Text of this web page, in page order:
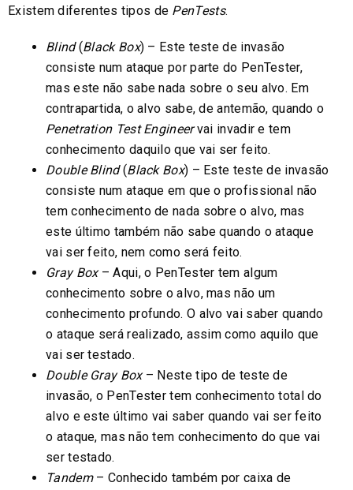
Existem diferentes tipos de PenTests.
Blind(Black Box) – Este teste de invasão
consiste num ataque por parte do PenTester,
mas este não sabe nada sobre o seu alvo. Em
contrapartida, o alvo sabe, de antemão, quando o
Penetration Test Engineervai invadir e tem
conhecimento daquilo que vai ser feito.
Double Blind(Black Box) – Este teste de invasão
consiste num ataque em que o profissional não
tem conhecimento de nada sobre o alvo, mas
este último também não sabe quando o ataque
vai ser feito, nem como será feito.
Gray Box– Aqui, o PenTester tem algum
conhecimento sobre o alvo, mas não um
conhecimento profundo. O alvo vai saber quando
o ataque será realizado, assim como aquilo que
vai ser testado.
Double Gray Box – Neste tipo de teste de
invasão, o PenTester tem conhecimento total do
alvo e este último vai saber quando vai ser feito
o ataque, mas não tem conhecimento do que vai
ser testado.
Tandem – Conhecido também por caixa de